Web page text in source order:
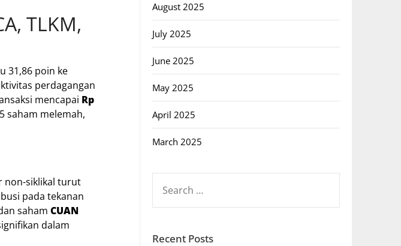
TLKM,
31,86 poin ke
perdagangan
mencapai Rp
saham melemah,
non-siklikal turut
pada tekanan
saham CUAN
dalam
August 2025
July 2025
June 2025
May 2025
April 2025
March 2025
FOR:
Recent Posts